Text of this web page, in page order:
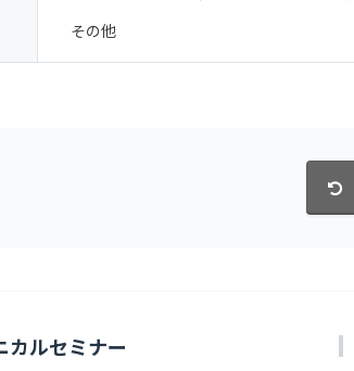
その他
カルセミナー